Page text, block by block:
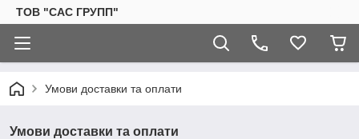
ТОВ "САС ГРУПП"
Умови доставки та оплати
Умови доставки та оплати